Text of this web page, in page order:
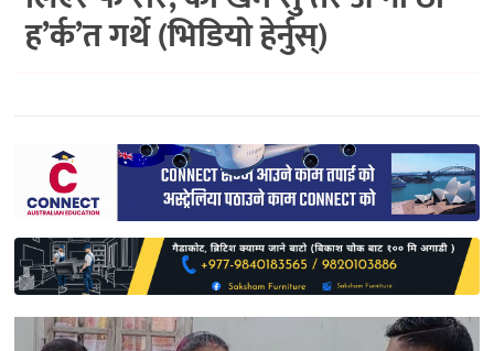
समाज
साहित्य
प्रदेश
English
ह’र्क’त गर्थे (भिडियो हेर्नुस्)